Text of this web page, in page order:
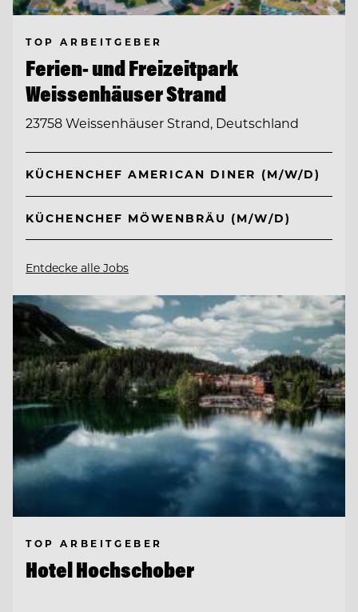
TOP ARBEITGEBER
Ferien- und Freizeitpark
Weissenhäuser Strand
23758 Weissenhäuser Strand, Deutschland
KÜCHENCHEF AMERICAN DINER (M/W/D)
KÜCHENCHEF MÖWENBRÄU (M/W/D)
Entdecke alle Jobs
TOP ARBEITGEBER
Hotel Hochschober